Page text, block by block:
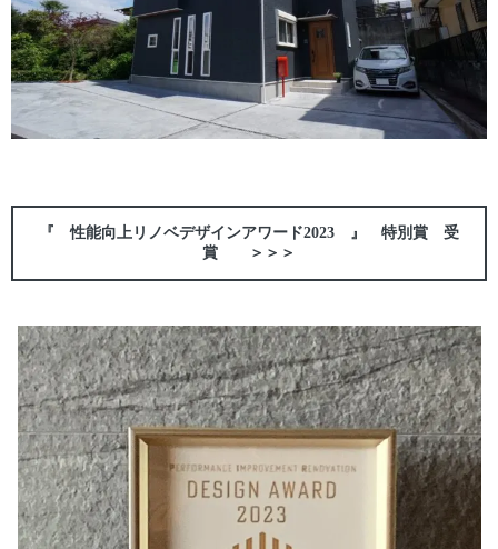
『 性能向上リノベデザインアワード2023 』 特別賞 受
賞 ＞＞＞